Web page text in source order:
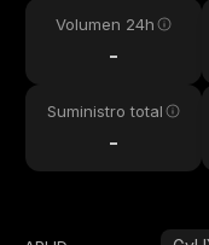
Volumen 24h
-
Suministro total
-